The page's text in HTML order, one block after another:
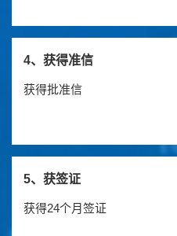
4、获得准信
获得批准信
5、获签证
获得24个月签证